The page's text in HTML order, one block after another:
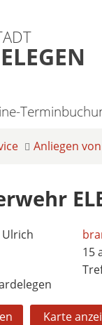
Anliegen
15
Karte